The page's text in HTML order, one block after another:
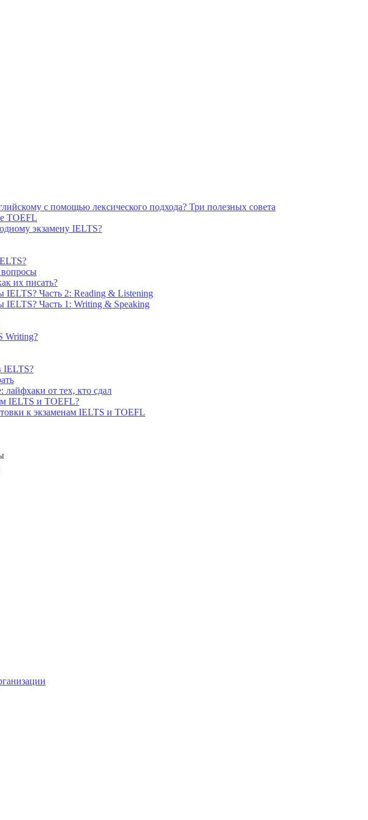
с помощью лексического подхода? Три полезных совета
TOEFL
экзамену IELTS?
вопросы
их писать?
IELTS? Часть 2: Reading & Listening
IELTS? Часть 1: Writing & Speaking
Writing?
IELTS?
от тех, кто сдал
IELTS и TOEFL?
к экзаменам IELTS и TOEFL